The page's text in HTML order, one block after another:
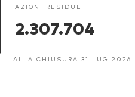
AZIONI RESIDUE
2.307.704
ALLA CHIUSURA 31 LUG 2026